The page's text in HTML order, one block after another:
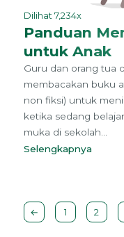
Dilihat 7,234x
Panduan
untuk Anak
Guru dan orang tua
membacakan buku
non fiksi) untuk
ketika sedang
muka di sekolah...
Selengkapnya
← 1 2